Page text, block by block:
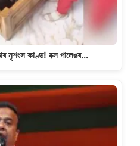
নৃশংস কাণ্ড! বক্স পালেঙৰ…